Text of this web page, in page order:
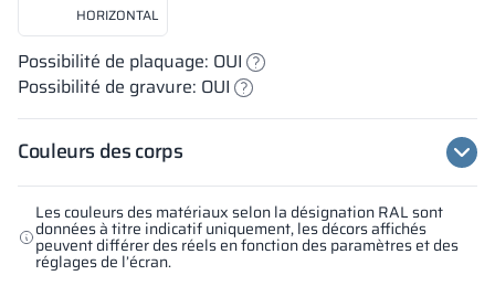
Les couleurs des matériaux selon la désignation RAL sont
données à titre indicatif uniquement, les décors affichés
peuvent différer des réels en fonction des paramètres et des
réglages de l’écran.
HORIZONTAL
Possibilité de plaquage: OUI
Possibilité de gravure: OUI
Couleurs des corps